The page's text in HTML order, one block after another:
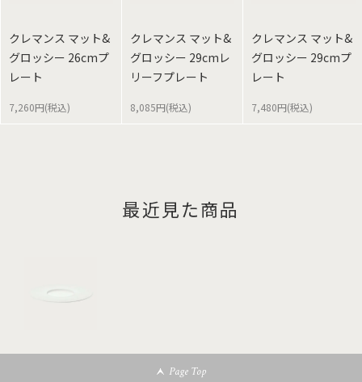
クレマンス マット&
グロッシー 26cmプ
レート
7,260円(税込)
クレマンス マット&
グロッシー 29cmレ
リーフプレート
8,085円(税込)
クレマンス マット&
グロッシー 29cmプ
レート
7,480円(税込)
最近見た商品
Page Top